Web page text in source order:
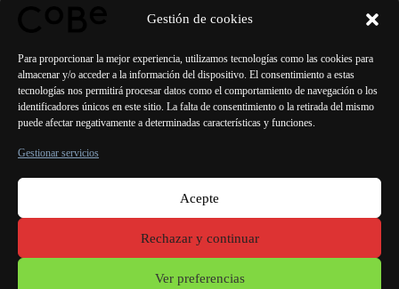
Gestión de cookies
Para proporcionar la mejor experiencia, utilizamos tecnologías como las cookies para
almacenar y/o acceder a la información del dispositivo. El consentimiento a estas
tecnologías nos permitirá procesar datos como el comportamiento de navegación o los
identificadores únicos en este sitio. La falta de consentimiento o la retirada del mismo
puede afectar negativamente a determinadas características y funciones.
Gestionar servicios
Acepte
Rechazar y continuar
Ver preferencias
Ver el proyecto
ANTERIOR SIGUIENTE
Lorient Oporto Lisboa Valencia
Mencioneslegales